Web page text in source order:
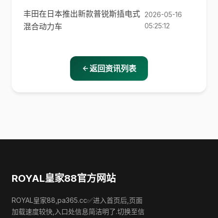
丰田在日本推出新款普锐斯插电式
混合动力车
2026-05-16
05:25:12
返回资讯列表
ROYAL皇家88官方网站
ROYAL皇家88,pa365.cc✅进入首页后,页面
加载速度较快,入口处信息简洁明了.切换至信